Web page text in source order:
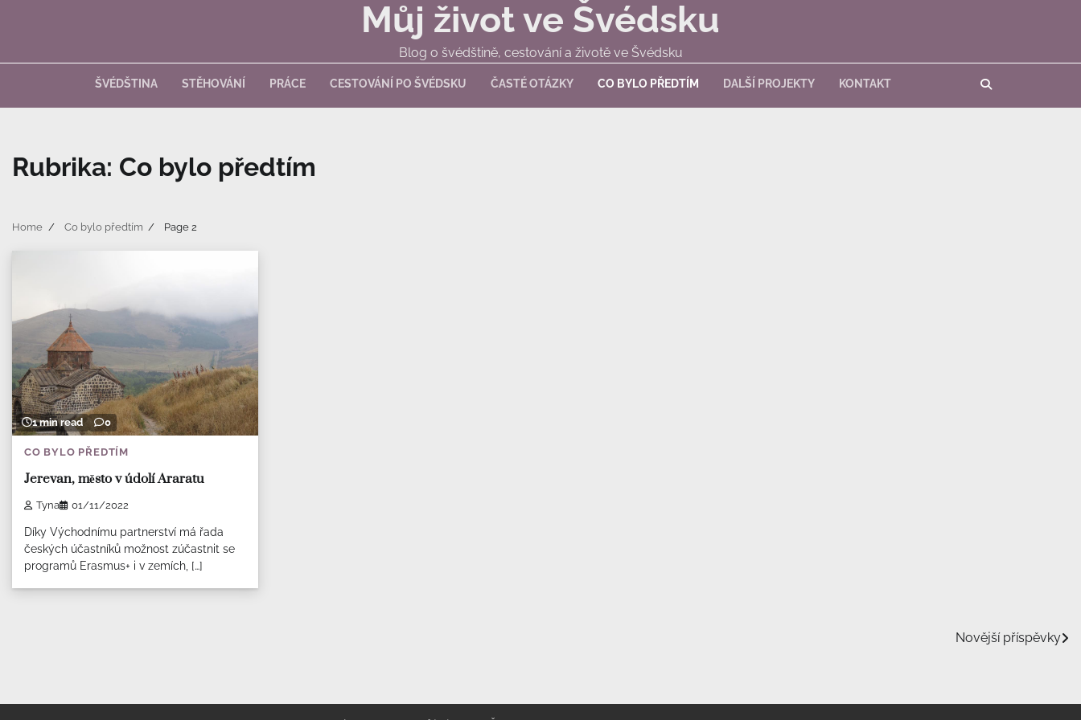
Můj život ve Švédsku
Blog o švédštině, cestování a životě ve Švédsku
ŠVÉDŠTINA STĚHOVÁNÍ PRÁCE CESTOVÁNÍ PO ŠVÉDSKU ČASTÉ OTÁZKY CO BYLO PŘEDTÍM DALŠÍ PROJEKTY KONTAKT
Rubrika: Co bylo předtím
Home Co bylo předtím Page 2
1 min read 0
CO BYLO PŘEDTÍM
Jerevan, město v údolí Araratu
Tyna 01/11/2022
Díky Východnímu partnerství má řada
českých účastníků možnost zúčastnit se
programů Erasmus+ i v zemích, […]
příspěvky
Novější příspěvky